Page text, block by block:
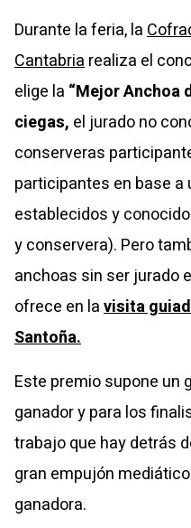
Durante la feria, la
Cantabriarealiza el
elige la “Mejor Anchoa
ciegas, el jurado no
conserveras
participantes en base a
establecidos y
y conservera). Pero
anchoas sin ser jurado
ofrece en lavisita
Santoña.
Este premio supone un
ganador y para los
trabajo que hay detrás
gran empujón
ganadora.